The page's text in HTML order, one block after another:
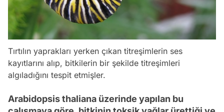
Tırtılın yaprakları yerken çıkan titreşimlerin ses
kayıtlarını alıp, bitkilerin bir şekilde titreşimleri
algıladığını tespit etmişler.
Arabidopsis thaliana üzerinde yapılan bu